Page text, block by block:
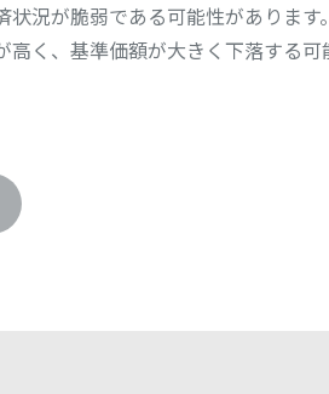
況が脆弱である可能性があります
く、基準価額が大きく下落する可